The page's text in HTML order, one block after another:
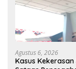
Agustus 6, 2026
Kasus